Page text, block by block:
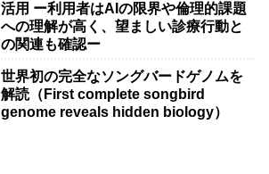
活用 ー利用者はAIの限界や倫理的課題
への理解が高く、望ましい診療行動と
の関連も確認ー
世界初の完全なソングバードゲノムを
解読（First complete songbird
genome reveals hidden biology）